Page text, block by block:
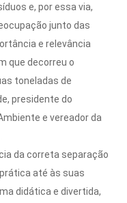
e, por essa via,
junto das
e relevância
que decorreu o
toneladas de
presidente do
e vereador da
da correta separação
até às suas
didática e divertida,